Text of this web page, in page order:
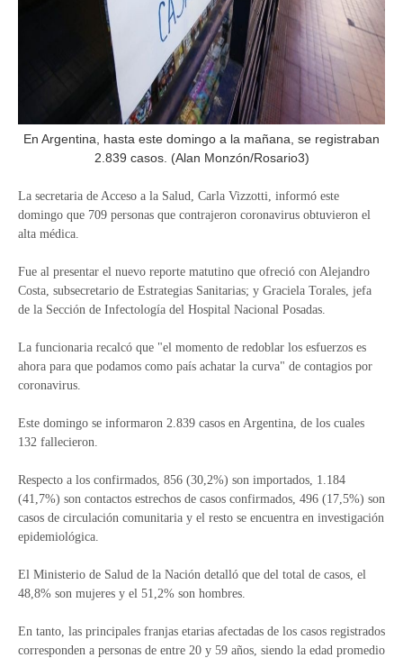
En Argentina, hasta este domingo a la mañana, se registraban
2.839 casos. (Alan Monzón/Rosario3)
La secretaria de Acceso a la Salud, Carla Vizzotti, informó este
domingo que 709 personas que contrajeron coronavirus obtuvieron el
alta médica.
Fue al presentar el nuevo reporte matutino que ofreció con Alejandro
Costa, subsecretario de Estrategias Sanitarias; y Graciela Torales, jefa
de la Sección de Infectología del Hospital Nacional Posadas.
La funcionaria recalcó que "el momento de redoblar los esfuerzos es
ahora para que podamos como país achatar la curva" de contagios por
coronavirus.
Este domingo se informaron 2.839 casos en Argentina, de los cuales
132 fallecieron.
Respecto a los confirmados, 856 (30,2%) son importados, 1.184
(41,7%) son contactos estrechos de casos confirmados, 496 (17,5%) son
casos de circulación comunitaria y el resto se encuentra en investigación
epidemiológica.
El Ministerio de Salud de la Nación detalló que del total de casos, el
48,8% son mujeres y el 51,2% son hombres.
En tanto, las principales franjas etarias afectadas de los casos registrados
corresponden a personas de entre 20 y 59 años, siendo la edad promedio